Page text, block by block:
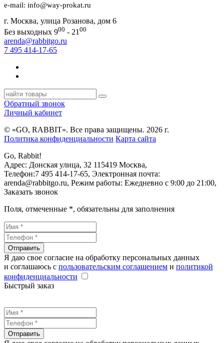
e-mail: info@way-prokat.ru
г. Москва, улица Розанова, дом 6
Без выходных 900 - 21 00
arenda@rabbitgo.ru
7 495 414-17-65
Обратный звонок
Личный кабинет
© «GO, RAВBIT». Все права защищены. 2026 г.
Политика конфиденциальности Карта сайта
Go, Rabbit!
Адрес: Донская улица, 32 115419 Москва,
Телефон:7 495 414-17-65, Электронная почта:
arenda@rabbitgo.ru, Режим работы: Ежедневно с 9:00 до 21:00,
Заказать звонок
Поля, отмеченные *, обязательны для заполнения
Отправить
Я даю свое согласие на обработку персональных данных
и соглашаюсь с пользовательским соглашением и политикой
конфиденциальности
Быстрый заказ
Отправить